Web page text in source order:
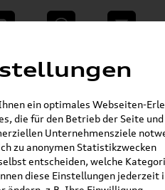
WhatsApp E-Mail
und Zubehör »
& Schutz »
Caddy »
Gummifußmatten
ein optimales Webseiten-
die für den Betrieb der Seite
Unternehmensziele
zu anonymen Statistikzwecken
entscheiden, welche
diese Einstellungen jederzeit